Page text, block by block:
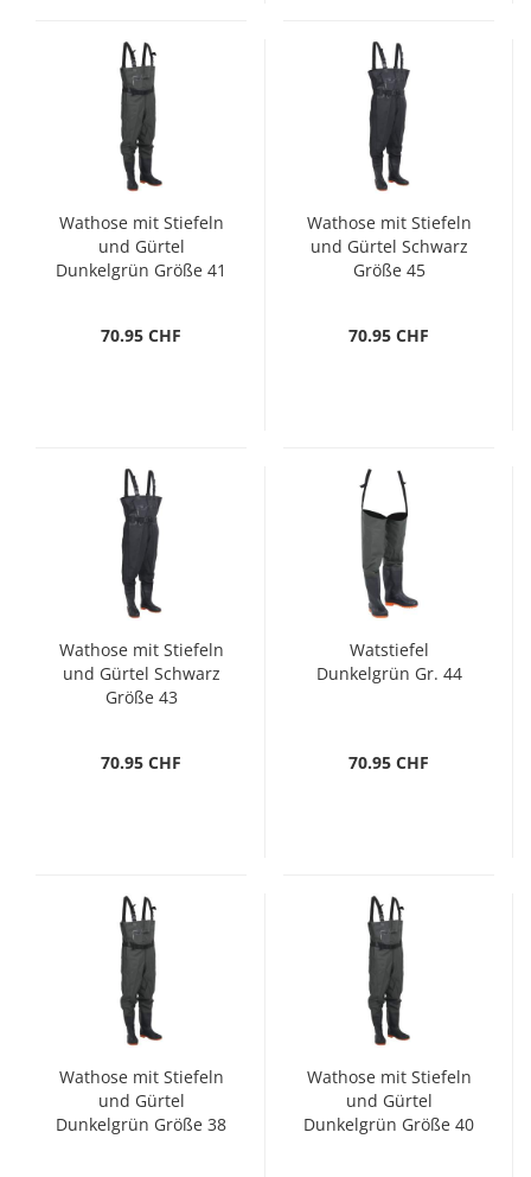
Wathose mit Stiefeln
und Gürtel
Dunkelgrün Größe 41
70.95 CHF
Wathose mit Stiefeln
und Gürtel Schwarz
Größe 45
70.95 CHF
Wathose mit Stiefeln
und Gürtel Schwarz
Größe 43
70.95 CHF
Watstiefel
Dunkelgrün Gr. 44
70.95 CHF
Wathose mit Stiefeln
und Gürtel
Dunkelgrün Größe 38
Wathose mit Stiefeln
und Gürtel
Dunkelgrün Größe 40